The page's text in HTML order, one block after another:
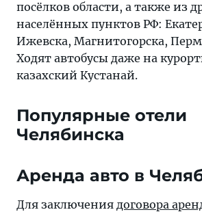
посёлков области, а также из
населённых пунктов РФ:
Ижевска, Магнитогорска,
Ходят автобусы даже на
казахский Кустанай.
Популярные отели
Челябинска
Аренда авто в
Для заключения договора